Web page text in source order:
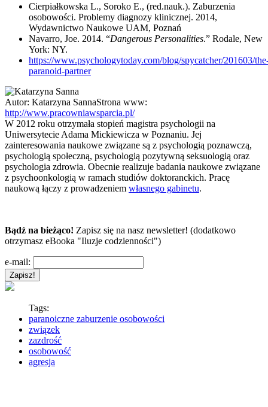
Cierpiałkowska L., Soroko E., (red.nauk.). Zaburzenia
osobowości. Problemy diagnozy klinicznej. 2014,
Wydawnictwo Naukowe UAM, Poznań
Navarro, Joe. 2014. “Dangerous Personalities.” Rodale, New
York: NY.
https://www.psychologytoday.com/blog/spycatcher/201603/
paranoid-partner
Autor: Katarzyna SannaStrona www:
http://www.pracowniawsparcia.pl/
W 2012 roku otrzymała stopień magistra psychologii na
Uniwersytecie Adama Mickiewicza w Poznaniu. Jej
zainteresowania naukowe związane są z psychologią poznawczą,
psychologią społeczną, psychologią pozytywną seksuologią oraz
psychologia zdrowia. Obecnie realizuje badania naukowe związane
z psychoonkologią w ramach studiów doktoranckich. Pracę
naukową łączy z prowadzeniem własnego gabinetu.
Bądź na bieżąco! Zapisz się na nasz newsletter! (dodatkowo
otrzymasz eBooka "Iluzje codzienności")
e-mail:
Tags:
paranoiczne zaburzenie osobowości
związek
zazdrość
osobowość
agresja